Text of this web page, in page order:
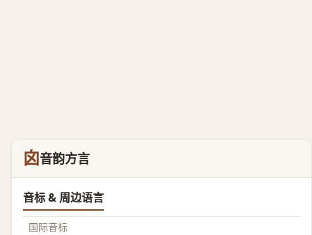
囟 音韵方言
音标 & 周边语言
国际音标